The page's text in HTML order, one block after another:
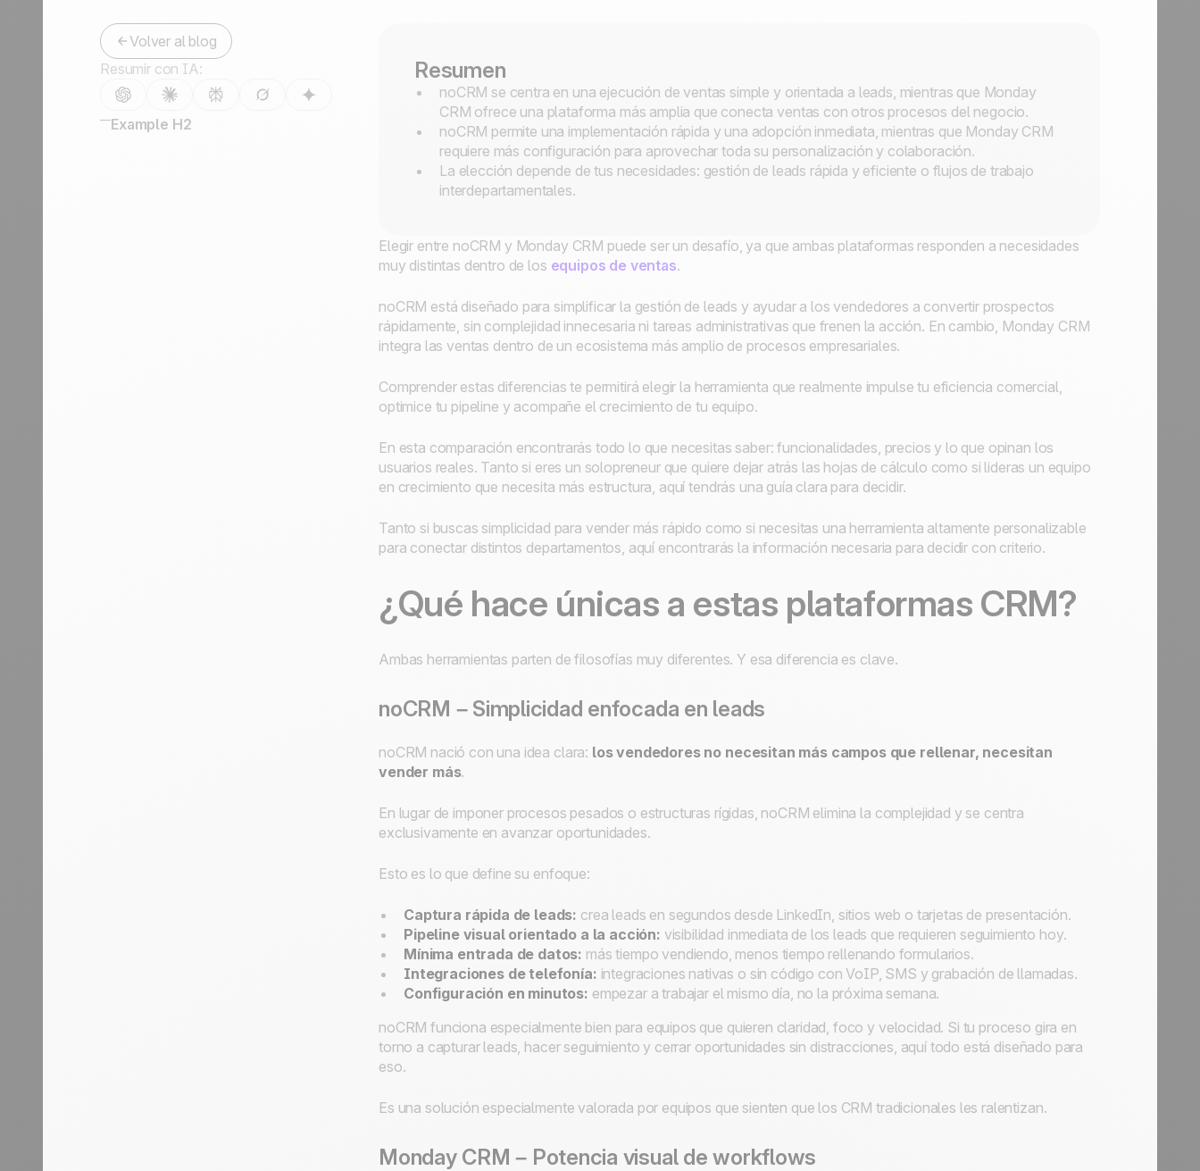
Hazte partner
Volver al blog
Resumir con IA:
Example H2
Resumen
noCRM se centra en una ejecución de ventas simple y orientada a leads, mientras que Monday
CRM ofrece una plataforma más amplia que conecta ventas con otros procesos del negocio.
noCRM permite una implementación rápida y una adopción inmediata, mientras que Monday CRM
requiere más configuración para aprovechar toda su personalización y colaboración.
La elección depende de tus necesidades: gestión de leads rápida y eficiente o flujos de trabajo
interdepartamentales.
Elegir entre noCRM y Monday CRM puede ser un desafío, ya que ambas plataformas responden a necesidades
muy distintas dentro de los equipos de ventas.
noCRM está diseñado para simplificar la gestión de leads y ayudar a los vendedores a convertir prospectos
rápidamente, sin complejidad innecesaria ni tareas administrativas que frenen la acción. En cambio, Monday CRM
integra las ventas dentro de un ecosistema más amplio de procesos empresariales.
Comprender estas diferencias te permitirá elegir la herramienta que realmente impulse tu eficiencia comercial,
optimice tu pipeline y acompañe el crecimiento de tu equipo.
En esta comparación encontrarás todo lo que necesitas saber: funcionalidades, precios y lo que opinan los
usuarios reales. Tanto si eres un solopreneur que quiere dejar atrás las hojas de cálculo como si lideras un equipo
en crecimiento que necesita más estructura, aquí tendrás una guía clara para decidir.
Tanto si buscas simplicidad para vender más rápido como si necesitas una herramienta altamente personalizable
para conectar distintos departamentos, aquí encontrarás la información necesaria para decidir con criterio.
¿Qué hace únicas a estas plataformas CRM?
Ambas herramientas parten de filosofías muy diferentes. Y esa diferencia es clave.
noCRM – Simplicidad enfocada en leads
noCRM nació con una idea clara: los vendedores no necesitan más campos que rellenar, necesitan
vender más.
En lugar de imponer procesos pesados o estructuras rígidas, noCRM elimina la complejidad y se centra
exclusivamente en avanzar oportunidades.
Esto es lo que define su enfoque:
Captura rápida de leads: crea leads en segundos desde LinkedIn, sitios web o tarjetas de presentación.
Pipeline visual orientado a la acción: visibilidad inmediata de los leads que requieren seguimiento hoy.
Mínima entrada de datos: más tiempo vendiendo, menos tiempo rellenando formularios.
Integraciones de telefonía: integraciones nativas o sin código con VoIP, SMS y grabación de llamadas.
Configuración en minutos: empezar a trabajar el mismo día, no la próxima semana.
noCRM funciona especialmente bien para equipos que quieren claridad, foco y velocidad. Si tu proceso gira en
torno a capturar leads, hacer seguimiento y cerrar oportunidades sin distracciones, aquí todo está diseñado para
eso.
Es una solución especialmente valorada por equipos que sienten que los CRM tradicionales les ralentizan.
Monday CRM – Potencia visual de workflows